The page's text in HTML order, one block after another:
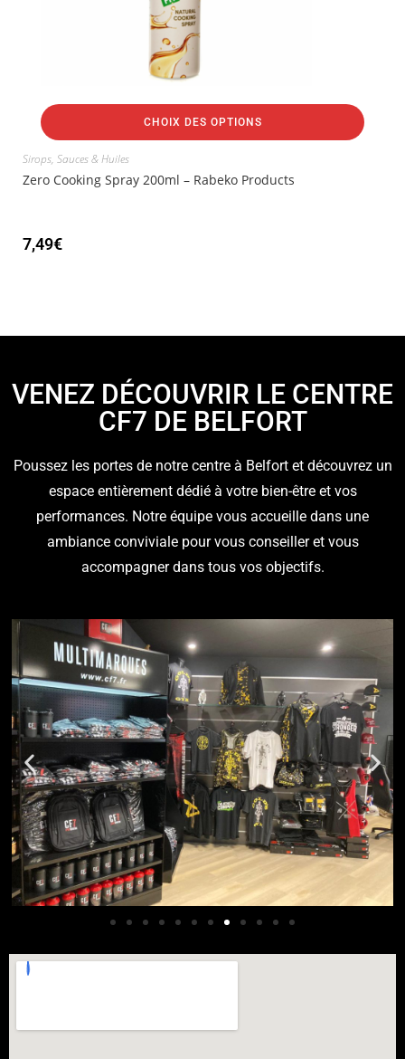
CHOIX DES OPTIONS
Sirops, Sauces & Huiles
Zero Cooking Spray 200ml – Rabeko Products
7,49€
VENEZ DÉCOUVRIR LE CENTRE
CF7 DE BELFORT
Poussez les portes de notre centre à Belfort et découvrez un
espace entièrement dédié à votre bien-être et vos
performances. Notre équipe vous accueille dans une
ambiance conviviale pour vous conseiller et vous
accompagner dans tous vos objectifs.